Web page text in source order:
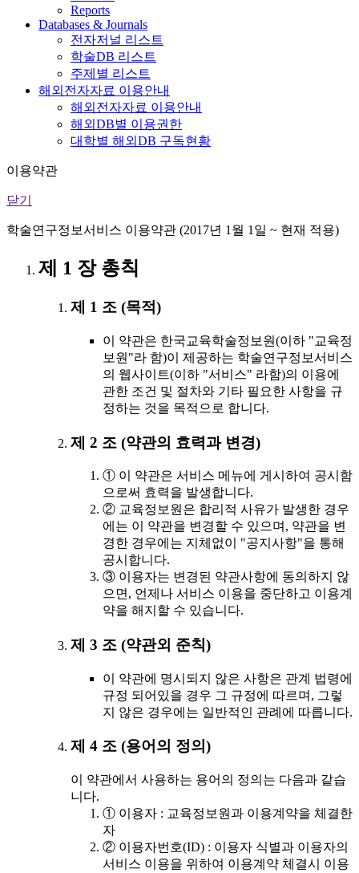
Reports
Databases & Journals
전자저널 리스트
학술DB 리스트
주제별 리스트
해외전자자료 이용안내
해외전자자료 이용안내
해외DB별 이용권한
대학별 해외DB 구독현황
이용약관
닫기
학술연구정보서비스 이용약관 (2017년 1월 1일 ~ 현재 적용)
제 1 장 총칙
제 1 조 (목적)
이 약관은 한국교육학술정보원(이하 "교육정
보원"라 함)이 제공하는 학술연구정보서비스
의 웹사이트(이하 "서비스" 라함)의 이용에
관한 조건 및 절차와 기타 필요한 사항을 규
정하는 것을 목적으로 합니다.
제 2 조 (약관의 효력과 변경)
① 이 약관은 서비스 메뉴에 게시하여 공시함
으로써 효력을 발생합니다.
② 교육정보원은 합리적 사유가 발생한 경우
에는 이 약관을 변경할 수 있으며, 약관을 변
경한 경우에는 지체없이 "공지사항"을 통해
공시합니다.
③ 이용자는 변경된 약관사항에 동의하지 않
으면, 언제나 서비스 이용을 중단하고 이용계
약을 해지할 수 있습니다.
제 3 조 (약관외 준칙)
이 약관에 명시되지 않은 사항은 관계 법령에
규정 되어있을 경우 그 규정에 따르며, 그렇
지 않은 경우에는 일반적인 관례에 따릅니다.
제 4 조 (용어의 정의)
이 약관에서 사용하는 용어의 정의는 다음과 같습
니다.
① 이용자 : 교육정보원과 이용계약을 체결한
자
② 이용자번호(ID) : 이용자 식별과 이용자의
서비스 이용을 위하여 이용계약 체결시 이용